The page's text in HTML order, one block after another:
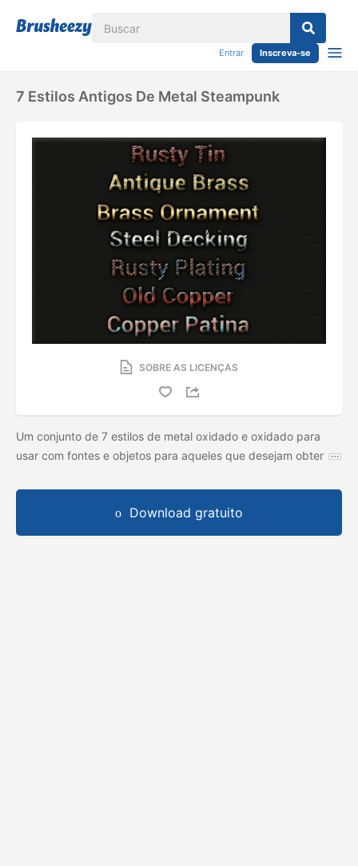
Entrar Inscreva-se
7 Estilos Antigos De Metal Steampunk
SOBRE AS LICENÇAS
Um conjunto de 7 estilos de metal oxidado e oxidado para
usar com fontes e objetos para aqueles que desejam obter
Download gratuito